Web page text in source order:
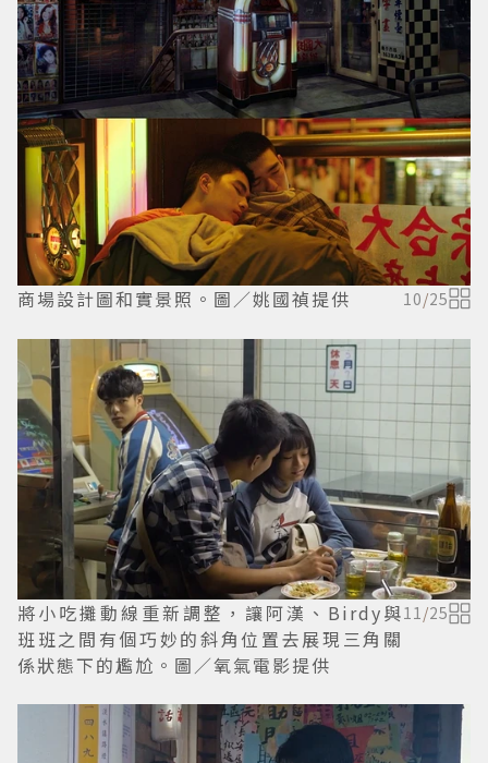
商場設計圖和實景照。圖／姚國禎提供 10/25
將小吃攤動線重新調整，讓阿漢、Birdy與
班班之間有個巧妙的斜角位置去展現三角關
係狀態下的尷尬。圖／氧氣電影提供
11/25